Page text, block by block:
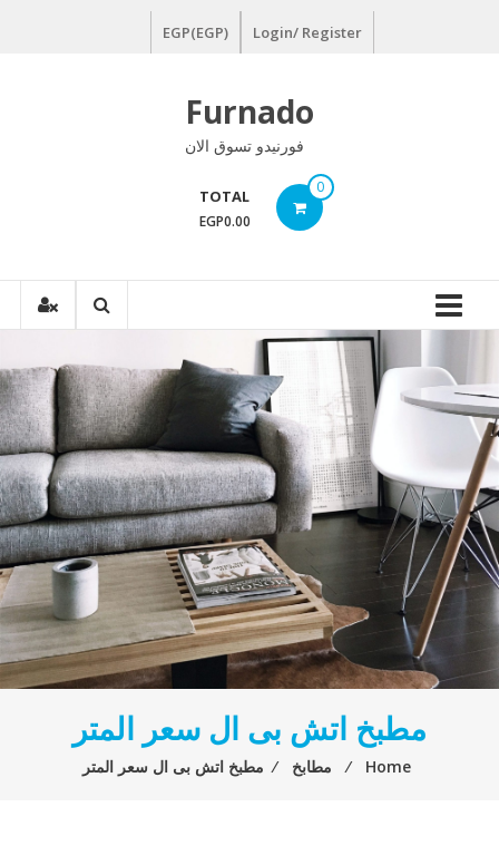
Login/ Register
EGP(EGP)
Furnado
فورنيدو تسوق الان
0
TOTAL
EGP0.00
مطبخ اتش بى ال سعر المتر
Home
⁄ مطابخ ⁄ مطبخ اتش بى ال سعر المتر